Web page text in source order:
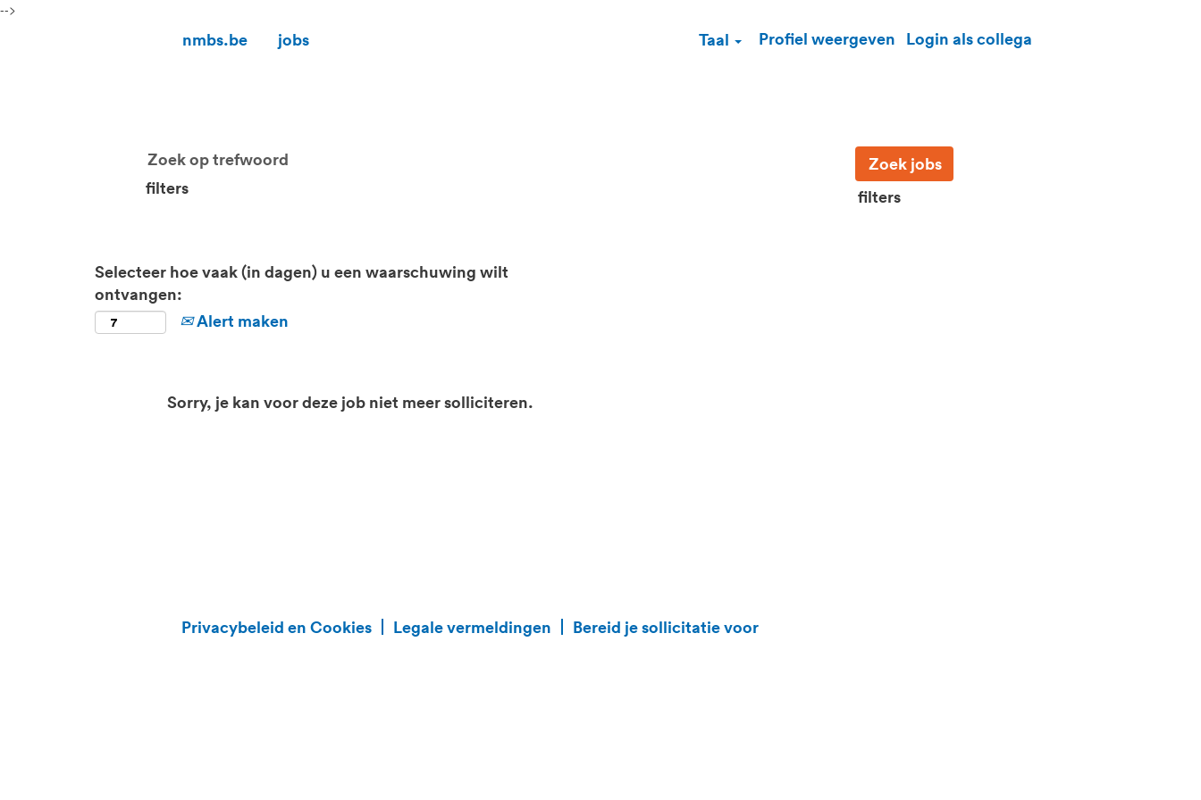
-->
nmbs.be jobs Taal Profiel weergeven Login als collega
filters filters
Selecteer hoe vaak (in dagen) u een waarschuwing wilt
ontvangen:
Alert maken
Sorry, je kan voor deze job niet meer solliciteren.
Privacybeleid en Cookies Legale vermeldingen Bereid je sollicitatie voor